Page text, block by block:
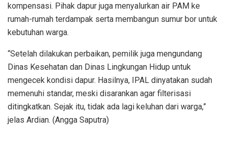
kompensasi. Pihak dapur juga menyalurkan air PAM ke
rumah-rumah terdampak serta membangun sumur bor untuk
kebutuhan warga.
“Setelah dilakukan perbaikan, pemilik juga mengundang
Dinas Kesehatan dan Dinas Lingkungan Hidup untuk
mengecek kondisi dapur. Hasilnya, IPAL dinyatakan sudah
memenuhi standar, meski disarankan agar filterisasi
ditingkatkan. Sejak itu, tidak ada lagi keluhan dari warga,”
jelas Ardian. (Angga Saputra)